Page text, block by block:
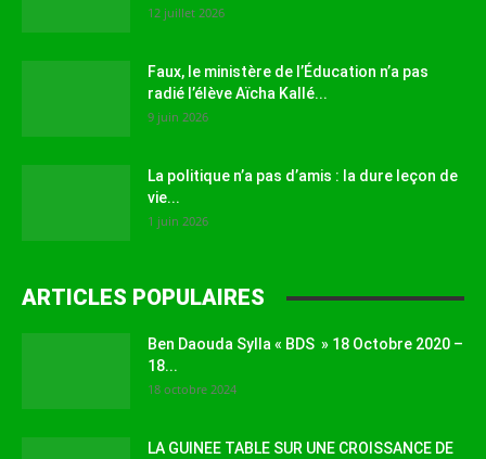
12 juillet 2026
Faux, le ministère de l’Éducation n’a pas
radié l’élève Aïcha Kallé...
9 juin 2026
La politique n’a pas d’amis : la dure leçon de
vie...
1 juin 2026
ARTICLES POPULAIRES
Ben Daouda Sylla « BDS » 18 Octobre 2020 –
18...
18 octobre 2024
LA GUINEE TABLE SUR UNE CROISSANCE DE